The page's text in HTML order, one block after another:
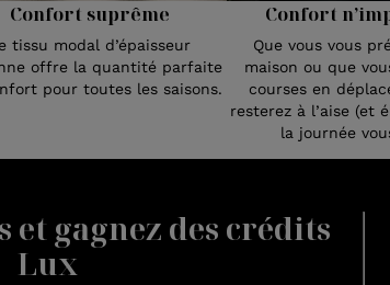
Confort suprême
tissu modal d’épaisseur
offre la quantité parfaite
pour toutes les saisons.
Confort
Que vous vous
maison ou que
courses en
resterez à l’aise (et
la journée
et gagnez des crédits
Lux